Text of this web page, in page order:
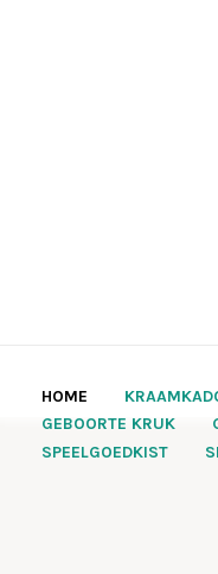
HOME
GEBOORTE KRUK
SPEELGOEDKIST